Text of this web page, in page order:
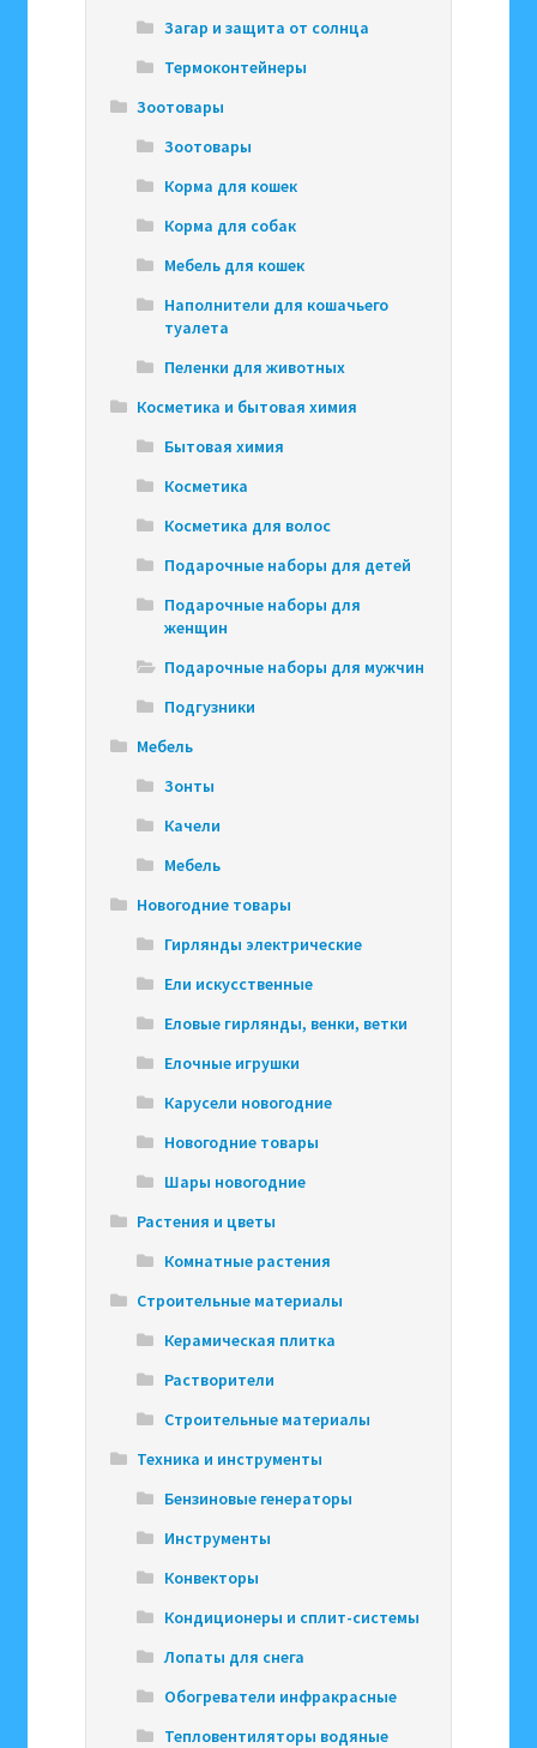
Загар и защита от солнца
Термоконтейнеры
Зоотовары
Зоотовары
Корма для кошек
Корма для собак
Мебель для кошек
Наполнители для кошачьего
туалета
Пеленки для животных
Косметика и бытовая химия
Бытовая химия
Косметика
Косметика для волос
Подарочные наборы для детей
Подарочные наборы для
женщин
Подарочные наборы для мужчин
Подгузники
Мебель
Зонты
Качели
Мебель
Новогодние товары
Гирлянды электрические
Ели искусственные
Еловые гирлянды, венки, ветки
Елочные игрушки
Карусели новогодние
Новогодние товары
Шары новогодние
Растения и цветы
Комнатные растения
Строительные материалы
Керамическая плитка
Растворители
Строительные материалы
Техника и инструменты
Бензиновые генераторы
Инструменты
Конвекторы
Кондиционеры и сплит-системы
Лопаты для снега
Обогреватели инфракрасные
Тепловентиляторы водяные